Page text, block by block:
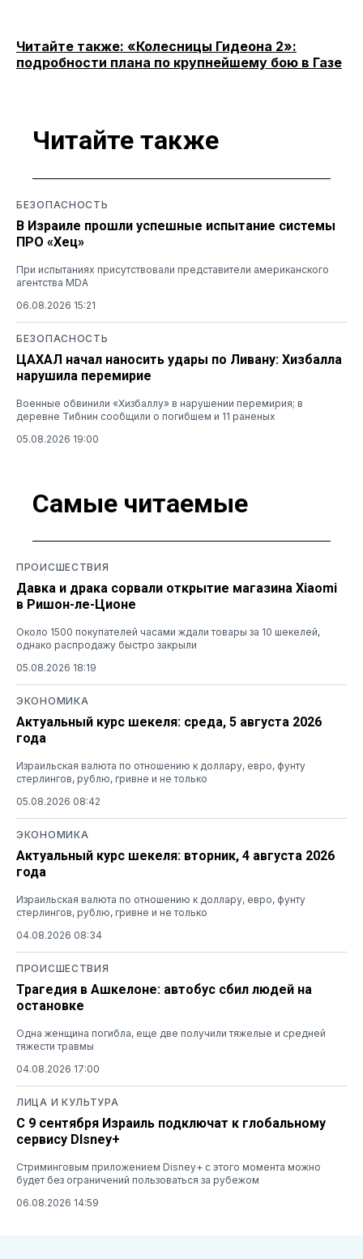
Читайте также: «Колесницы Гидеона 2»:
подробности плана по крупнейшему бою в Газе
Читайте также
БЕЗОПАСНОСТЬ
В Израиле прошли успешные испытание системы
ПРО «Хец»
При испытаниях присутствовали представители американского
агентства MDA
06.08.2026 15:21
БЕЗОПАСНОСТЬ
ЦАХАЛ начал наносить удары по Ливану: Хизбалла
нарушила перемирие
Военные обвинили «Хизбаллу» в нарушении перемирия; в
деревне Тибнин сообщили о погибшем и 11 раненых
05.08.2026 19:00
Самые читаемые
ПРОИСШЕСТВИЯ
Давка и драка сорвали открытие магазина Xiaomi
в Ришон-ле-Ционе
Около 1500 покупателей часами ждали товары за 10 шекелей,
однако распродажу быстро закрыли
05.08.2026 18:19
ЭКОНОМИКА
Актуальный курс шекеля: среда, 5 августа 2026
года
Израильская валюта по отношению к доллару, евро, фунту
стерлингов, рублю, гривне и не только
05.08.2026 08:42
ЭКОНОМИКА
Актуальный курс шекеля: вторник, 4 августа 2026
года
Израильская валюта по отношению к доллару, евро, фунту
стерлингов, рублю, гривне и не только
04.08.2026 08:34
ПРОИСШЕСТВИЯ
Трагедия в Ашкелоне: автобус сбил людей на
остановке
Одна женщина погибла, еще две получили тяжелые и средней
тяжести травмы
04.08.2026 17:00
ЛИЦА И КУЛЬТУРА
С 9 сентября Израиль подключат к глобальному
сервису DIsney+
Стриминговым приложением Disney+ с этого момента можно
будет без ограничений пользоваться за рубежом
06.08.2026 14:59